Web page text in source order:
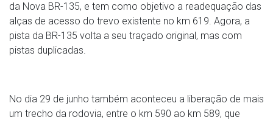
da Nova BR-135, e tem como objetivo a readequação das
alças de acesso do trevo existente no km 619. Agora, a
pista da BR-135 volta a seu traçado original, mas com
pistas duplicadas.
No dia 29 de junho também aconteceu a liberação de mais
um trecho da rodovia, entre o km 590 ao km 589, que